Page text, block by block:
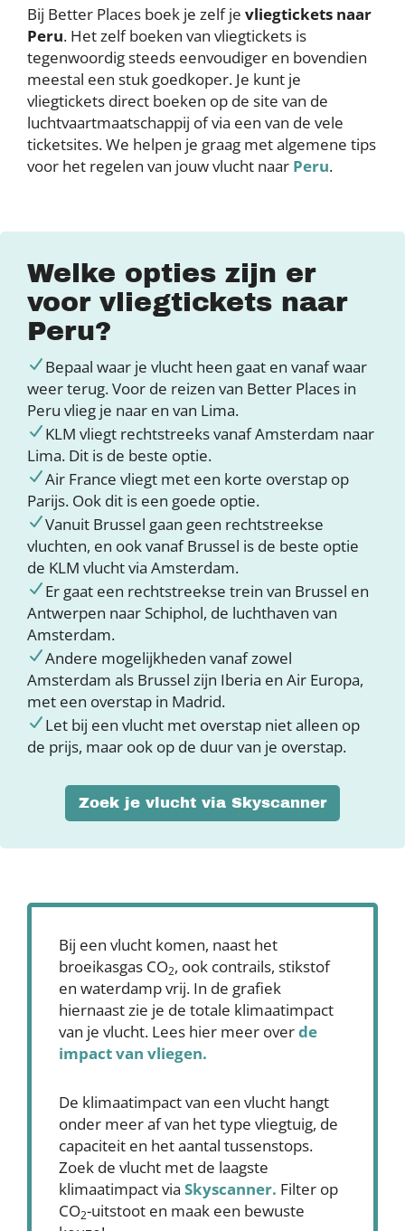
Bij Better Places boek je zelf je vliegtickets naar
Peru. Het zelf boeken van vliegtickets is
tegenwoordig steeds eenvoudiger en bovendien
meestal een stuk goedkoper. Je kunt je
vliegtickets direct boeken op de site van de
luchtvaartmaatschappij of via een van de vele
ticketsites. We helpen je graag met algemene tips
voor het regelen van jouw vlucht naar Peru.
Welke opties zijn er
voor vliegtickets naar
Peru?
Bepaal waar je vlucht heen gaat en vanaf waar
weer terug. Voor de reizen van Better Places in
Peru vlieg je naar en van Lima.
KLM vliegt rechtstreeks vanaf Amsterdam naar
Lima. Dit is de beste optie.
Air France vliegt met een korte overstap op
Parijs. Ook dit is een goede optie.
Vanuit Brussel gaan geen rechtstreekse
vluchten, en ook vanaf Brussel is de beste optie
de KLM vlucht via Amsterdam.
Er gaat een rechtstreekse trein van Brussel en
Antwerpen naar Schiphol, de luchthaven van
Amsterdam.
Andere mogelijkheden vanaf zowel
Amsterdam als Brussel zijn Iberia en Air Europa,
met een overstap in Madrid.
Let bij een vlucht met overstap niet alleen op
de prijs, maar ook op de duur van je overstap.
Zoek je vlucht via Skyscanner
Bij een vlucht komen, naast het
broeikasgas CO2, ook contrails, stikstof
en waterdamp vrij. In de grafiek
hiernaast zie je de totale klimaatimpact
van je vlucht. Lees hier meer overde
impact van vliegen.
De klimaatimpact van een vlucht hangt
onder meer af van het type vliegtuig, de
capaciteit en het aantal tussenstops.
Zoek de vlucht met de laagste
klimaatimpact via Skyscanner. Filter op
CO2-uitstoot en maak een bewuste